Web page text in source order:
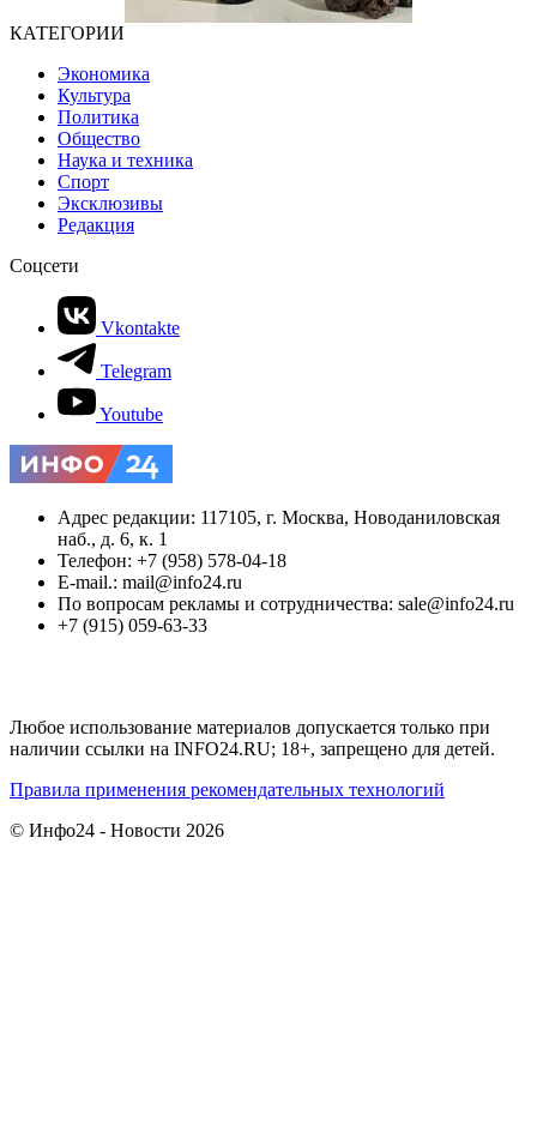
КАТЕГОРИИ
Экономика
Культура
Политика
Общество
Наука и техника
Спорт
Эксклюзивы
Редакция
Соцсети
Vkontakte
Telegram
Youtube
Адрес редакции: 117105, г. Москва, Новоданиловская
наб., д. 6, к. 1
Телефон: +7 (958) 578-04-18
E-mail.: mail@info24.ru
По вопросам рекламы и сотрудничества: sale@info24.ru
+7 (915) 059-63-33
Любое использование материалов допускается только при
наличии ссылки на INFO24.RU; 18+, запрещено для детей.
Правила применения рекомендательных технологий
© Инфо24 - Новости 2026